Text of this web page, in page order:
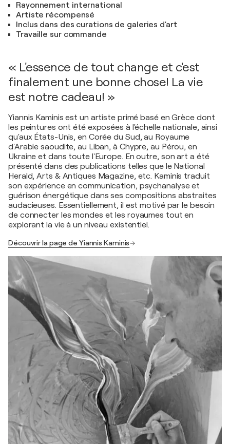
Rayonnement international
Artiste récompensé
Inclus dans des curations de galeries d'art
Travaille sur commande
« L'essence de tout change et c'est
finalement une bonne chose! La vie
est notre cadeau! »
Yiannis Kaminis est un artiste primé basé en Grèce dont
les peintures ont été exposées à l'échelle nationale, ainsi
qu'aux États-Unis, en Corée du Sud, au Royaume
d'Arabie saoudite, au Liban, à Chypre, au Pérou, en
Ukraine et dans toute l'Europe. En outre, son art a été
présenté dans des publications telles que le National
Herald, Arts & Antiques Magazine, etc. Kaminis traduit
son expérience en communication, psychanalyse et
guérison énergétique dans ses compositions abstraites
audacieuses. Essentiellement, il est motivé par le besoin
de connecter les mondes et les royaumes tout en
explorant la vie à un niveau existentiel.
Découvrir la page de Yiannis Kaminis